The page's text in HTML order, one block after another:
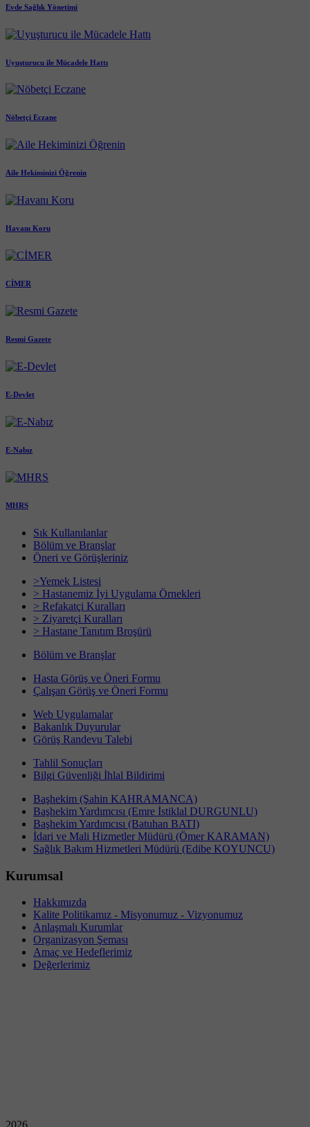
Evde Sağlık Yönetimi
Uyuşturucu ile Mücadele Hattı
Nöbetçi Eczane
Aile Hekiminizi Öğrenin
Havanı Koru
CİMER
Resmi Gazete
E-Devlet
E-Nabız
MHRS
Sık Kullanılanlar
Bölüm ve Branşlar
Öneri ve Görüşleriniz
>Yemek Listesi
> Hastanemiz İyi Uygulama Örnekleri
> Refakatçi Kuralları
> Ziyaretçi Kuralları
> Hastane Tanıtım Broşürü
Bölüm ve Branşlar
Hasta Görüş ve Öneri Formu
Çalışan Görüş ve Öneri Formu
Web Uygulamalar
Bakanlık Duyurular
Görüş Randevu Talebi
Tahlil Sonuçları
Bilgi Güvenliği İhlal Bildirimi
Başhekim (Şahin KAHRAMANCA)
Başhekim Yardımcısı (Emre İstiklal DURGUNLU)
Başhekim Yardımcısı (Batuhan BATI)
İdari ve Mali Hizmetler Müdürü (Ömer KARAMAN)
Sağlık Bakım Hizmetleri Müdürü (Edibe KOYUNCU)
Kurumsal
Hakkımızda
Kalite Politikamız - Misyonumuz - Vizyonumuz
Anlaşmalı Kurumlar
Organizasyon Şeması
Amaç ve Hedeflerimiz
Değerlerimiz